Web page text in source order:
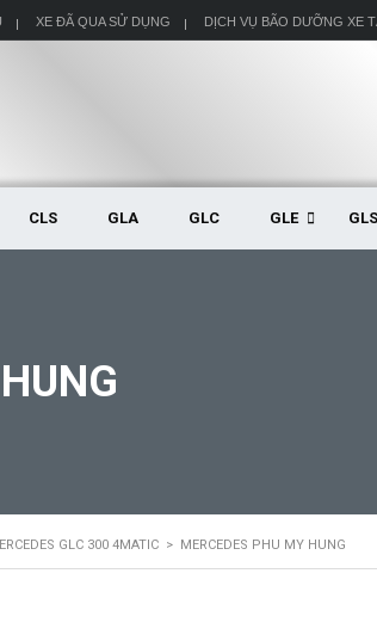
XE ĐÃ QUA SỬ DỤNG DỊCH VỤ BÃO DƯỠNG XE
CLS GLA GLC GLE GLS
GLC 300 4MATIC > MERCEDES PHU MY HUNG